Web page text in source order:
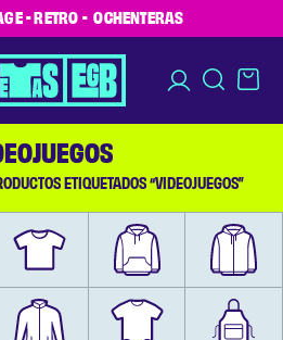
- RETRO - OCHENTERAS
ETIQUETADOS “VIDEOJUEGOS”